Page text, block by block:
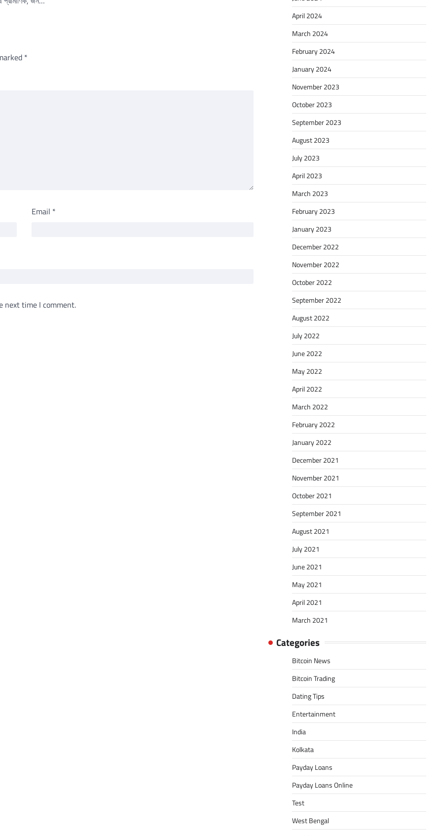
*
Email *
next time I comment.
April 2024
March 2024
February 2024
January 2024
November 2023
October 2023
September 2023
August 2023
July 2023
April 2023
March 2023
February 2023
January 2023
December 2022
November 2022
October 2022
September 2022
August 2022
July 2022
June 2022
May 2022
April 2022
March 2022
February 2022
January 2022
December 2021
November 2021
October 2021
September 2021
August 2021
July 2021
June 2021
May 2021
April 2021
March 2021
Categories
Bitcoin News
Bitcoin Trading
Dating Tips
Entertainment
India
Kolkata
Payday Loans
Payday Loans Online
Test
West Bengal